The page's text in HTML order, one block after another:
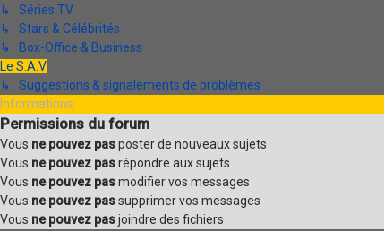
↳ Séries TV
↳ Stars & Célébrités
↳ Box-Office & Business
Le S.A.V
↳ Suggestions & signalements de problèmes
Informations
Permissions du forum
Vous ne pouvez pasposter de nouveaux sujets
Vous ne pouvez pasrépondre aux sujets
Vous ne pouvez pasmodifier vos messages
Vous ne pouvez passupprimer vos messages
Vous ne pouvez pasjoindre des fichiers